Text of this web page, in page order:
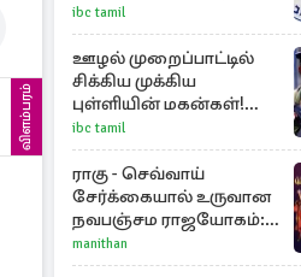
விளம்பரம்
ibc tamil
ஊழல் முறைப்பாட்டில்
சிக்கிய முக்கிய
புள்ளியின் மகன்கள்!
சுருட்டப்பட்ட 135 ஏக்கர்
தேயிலைத் தோட்டம்
ibc tamil
ராகு - செவ்வாய்
சேர்க்கையால் உருவான
நவபஞ்சம ராஜயோகம்:
அதிர்ஷ்டம் பெறும் 3
ராசிகள்!
manithan